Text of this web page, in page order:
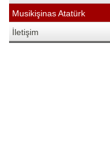
Musikişinas Atatürk
İletişim